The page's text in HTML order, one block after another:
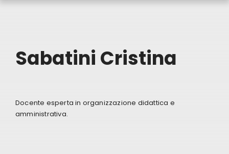
Sabatini Cristina
Docente esperta in organizzazione didattica e
amministrativa.